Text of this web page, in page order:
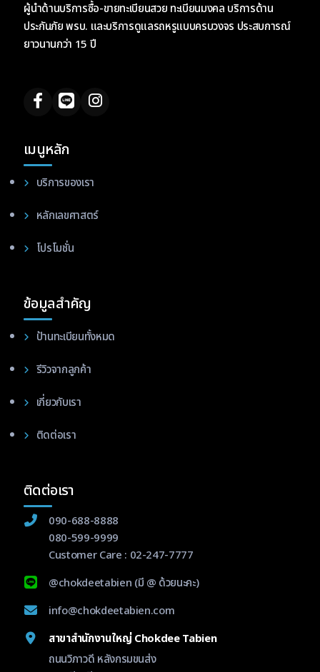
ผู้นำด้านบริการซื้อ-ขายทะเบียนสวย ทะเบียนมงคล บริการด้าน
ประกันภัย พรบ. และบริการดูแลรถหรูแบบครบวงจร ประสบการณ์
ยาวนานกว่า 15 ปี
เมนูหลัก
บริการของเรา
หลักเลขศาสตร์
โปรโมชั่น
ข้อมูลสำคัญ
ป้านทะเบียนทั้งหมด
รีวิวจากลูกค้า
เกี่ยวกับเรา
ติดต่อเรา
ติดต่อเรา
090-688-8888
080-599-9999
Customer Care : 02-247-7777
@chokdeetabien (มี @ ด้วยนะคะ)
info@chokdeetabien.com
สาขาสำนักงานใหญ่ Chokdee Tabien
ถนนวิภาวดี หลังกรมขนส่ง